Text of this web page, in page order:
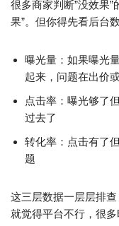
很多商家判断”没效果
果”。但你得先看后台
曝光量：如果曝光
起来，问题在出价
点击率：曝光够了
过去了
转化率：点击有了
题
这三层数据一层层排
就觉得平台不行，很多